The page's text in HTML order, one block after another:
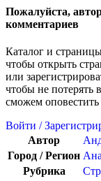
Пожалуйста,
комментариев
Каталог и
чтобы открыть
или
чтобы не потерять
сможем
Войти /
Автор
Город / Регион
Рубрика